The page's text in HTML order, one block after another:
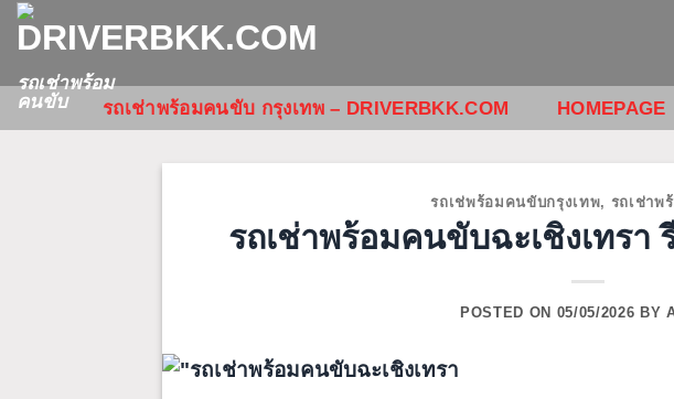
Skip
content
รถเช่าพร้อม
คนขับ
รถเช่าพร้อมคนขับ กรุงเทพ – DRIVERBKK.COM HOMEPAGE
รถเช่พร้อมคนขับกรุงเทพ, รถเช่าพ
รถเช่าพร้อมคนขับฉะเชิงเทรา
POSTED ON 05/05/2026 BY